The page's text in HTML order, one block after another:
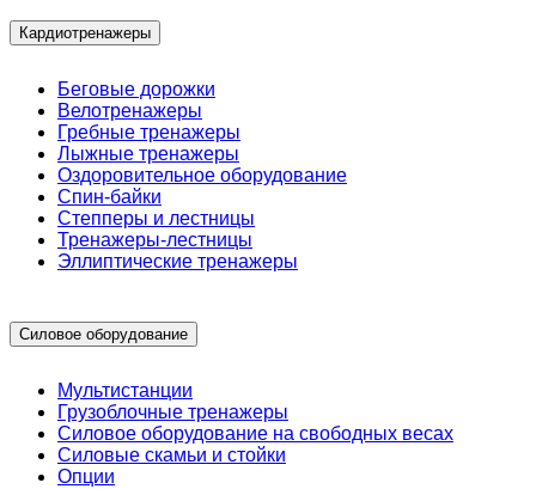
Кардиотренажеры
Беговые дорожки
Велотренажеры
Гребные тренажеры
Лыжные тренажеры
Оздоровительное оборудование
Спин-байки
Степперы и лестницы
Тренажеры-лестницы
Эллиптические тренажеры
Силовое оборудование
Мультистанции
Грузоблочные тренажеры
Силовое оборудование на свободных весах
Силовые скамьи и стойки
Опции